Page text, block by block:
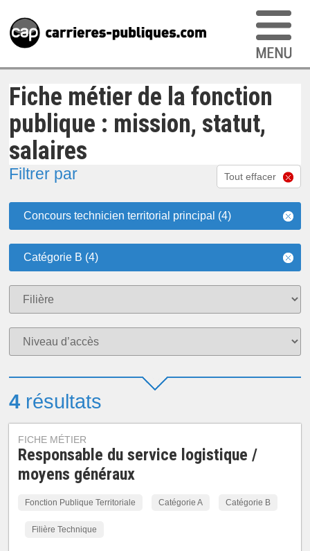
Fiche métier de la fonction
publique : mission, statut,
salaires
Filtrer par Tout effacer
Concours technicien territorial principal (4)
Catégorie B (4)
4 résultats
FICHE MÉTIER
Responsable du service logistique /
moyens généraux
Fonction Publique Territoriale Catégorie A Catégorie B
Filière Technique